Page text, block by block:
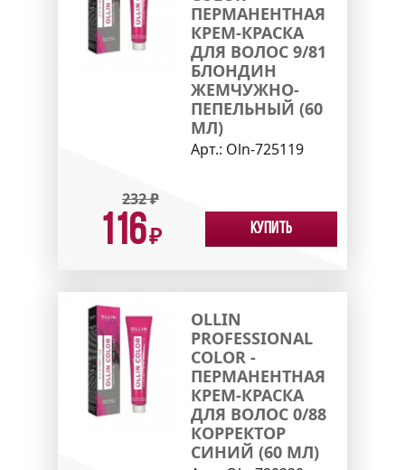
ПЕРМАНЕНТНАЯ
КРЕМ-КРАСКА
ДЛЯ ВОЛОС 9/81
БЛОНДИН
ЖЕМЧУЖНО-
ПЕПЕЛЬНЫЙ (60
МЛ)
Арт.: Oln-725119
232₽
116₽ Купить
OLLIN
PROFESSIONAL
COLOR -
ПЕРМАНЕНТНАЯ
КРЕМ-КРАСКА
ДЛЯ ВОЛОС 0/88
КОРРЕКТОР
СИНИЙ (60 МЛ)